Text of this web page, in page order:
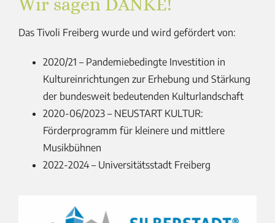
Wir sagen DANKE!
Das Tivoli Freiberg wurde und wird gefördert von:
2020/21 – Pandemiebedingte Investition in
Kultureinrichtungen zur Erhebung und Stärkung
der bundesweit bedeutenden Kulturlandschaft
2020-06/2023 – NEUSTART KULTUR:
Förderprogramm für kleinere und mittlere
Musikbühnen
2022-2024 – Universitätsstadt Freiberg